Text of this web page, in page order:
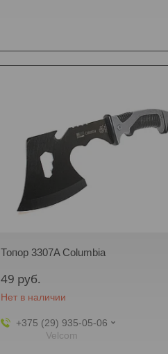
Топор 3307A Columbia
49 руб.
Нет в наличии
+375 (29) 935-05-06
Velcom